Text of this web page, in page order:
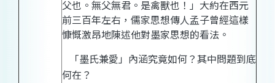
父也。無父無君。是禽獸也！」大約在西元
前三百年左右，儒家思想傳人孟子曾經這樣
慷慨激昂地陳述他對墨家思想的看法。
「墨氏兼愛」內涵究竟如何？其中問題到底
何在？